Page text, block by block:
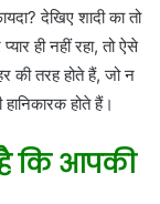
देखिए शादी का तो
ही नहीं रहा, तो ऐसे
की तरह होते हैं, जो न
होते हैं।
कि आपकी